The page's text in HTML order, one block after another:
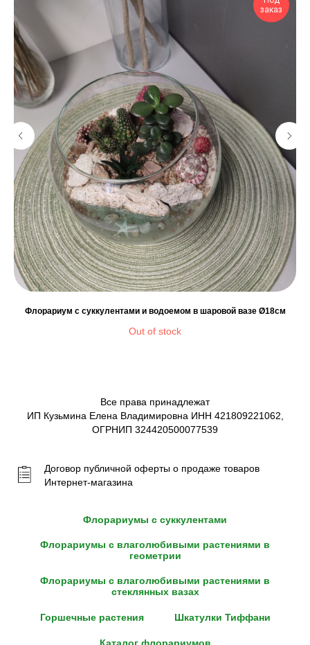
заказ
Флорариум с суккулентами и водоемом в шаровой вазе Ø18см
Out of stock
Все права принадлежат
ИП Кузьмина Елена Владимировна ИНН 421809221062,
ОГРНИП 324420500077539
Договор публичной оферты о продаже товаров
Интернет-магазина
Флорариумы с суккулентами
Флорариумы с влаголюбивыми растениями в
геометрии
Флорариумы с влаголюбивыми растениями в
стеклянных вазах
Горшечные растения Шкатулки Тиффани
Каталог флорариумов